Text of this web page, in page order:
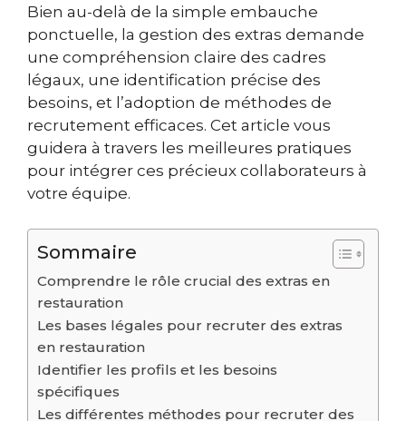
Bien au-delà de la simple embauche
ponctuelle, la gestion des extras demande
une compréhension claire des cadres
légaux, une identification précise des
besoins, et l’adoption de méthodes de
recrutement efficaces. Cet article vous
guidera à travers les meilleures pratiques
pour intégrer ces précieux collaborateurs à
votre équipe.
Sommaire
Comprendre le rôle crucial des extras en
restauration
Les bases légales pour recruter des extras
en restauration
Identifier les profils et les besoins
spécifiques
Les différentes méthodes pour recruter des